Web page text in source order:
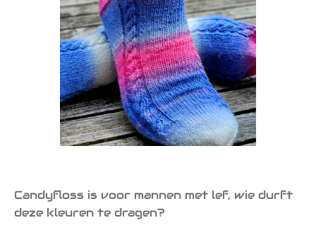
Candyfloss is voor mannen met lef, wie durft
deze kleuren te dragen?